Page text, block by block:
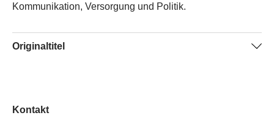
Kommunikation, Versorgung und Politik.
Originaltitel
Kontakt